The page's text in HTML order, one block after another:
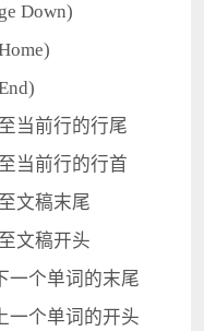
Down)
当前行的行尾
当前行的行首
文稿末尾
文稿开头
个单词的末尾
个单词的开头